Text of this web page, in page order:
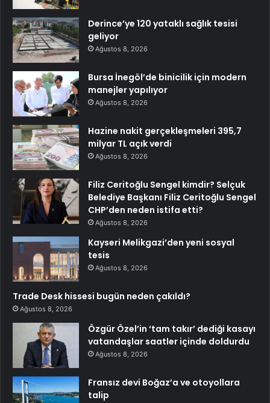
Derince’ye 120 yataklı sağlık tesisi
geliyor
Ağustos 8, 2026
Bursa İnegöl’de binicilik için modern
manejler yapılıyor
Ağustos 8, 2026
Hazine nakit gerçekleşmeleri 395,7
milyar TL açık verdi
Ağustos 8, 2026
Filiz Ceritoğlu Sengel kimdir? Selçuk
Belediye Başkanı Filiz Ceritoğlu Sengel
CHP’den neden istifa etti?
Ağustos 8, 2026
Kayseri Melikgazi’den yeni sosyal
tesis
Ağustos 8, 2026
Trade Desk hissesi bugün neden çakıldı?
Ağustos 8, 2026
Özgür Özel’in ‘tam takır’ dediği kasayı
vatandaşlar saatler içinde doldurdu
Ağustos 8, 2026
Fransız devi Boğaz’a ve otoyollara
talip